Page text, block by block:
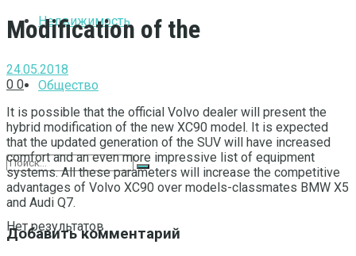
Недвижимость
Общество
Нет результатов
Modification of the
24.05.2018
0 0
It is possible that the official Volvo dealer will present the
hybrid modification of the new XC90 model. It is expected
that the updated generation of the SUV will have increased
comfort and an even more impressive list of equipment
systems. All these parameters will increase the competitive
advantages of Volvo XC90 over models-classmates BMW X5
and Audi Q7.
Добавить комментарий